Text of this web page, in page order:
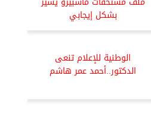
بشكل إيجابي
الوطنية للإعلام تنعى
الدكتور..أحمد عمر هاشم